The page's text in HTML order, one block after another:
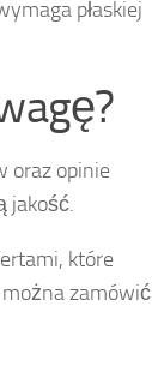
płaskiej
oraz opinie
jakość.
które
zamówić